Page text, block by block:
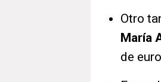
Otro
María
de